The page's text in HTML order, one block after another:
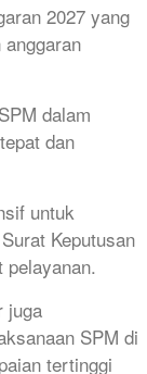
2027 yang
dalam
dan
untuk
Keputusan
pelayanan.
juga
SPM di
tertinggi